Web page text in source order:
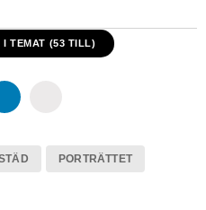
TEMAT (53 TILL)
PORTRÄTTET